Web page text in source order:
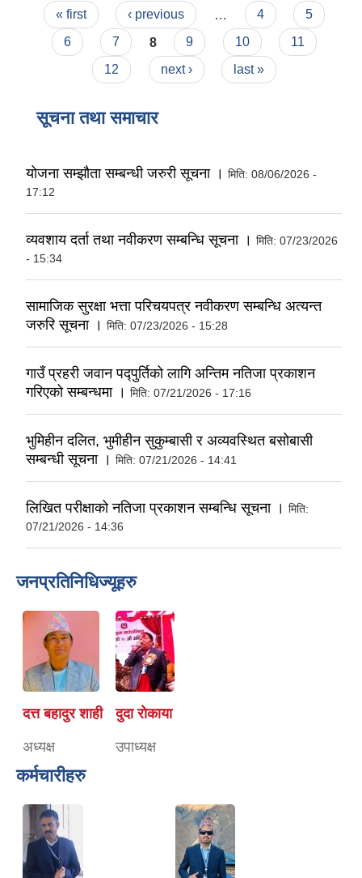
Pages
« first ‹ previous 4
5
6
7 8 9 10
11
12
next › last »
सूचना तथा समाचार
योजना सम्झौता सम्बन्धी जरुरी सूचना । मिति: 08/06/2026 -
17:12
व्यवशाय दर्ता तथा नवीकरण सम्बन्धि सूचना । मिति: 07/23/2026
- 15:34
सामाजिक सुरक्षा भत्ता परिचयपत्र नवीकरण सम्बन्धि अत्यन्त
जरुरि सूचना । मिति: 07/23/2026 - 15:28
गाउँ प्रहरी जवान पद्पुर्तिको लागि अन्तिम नतिजा प्रकाशन
गरिएको सम्बन्धमा । मिति: 07/21/2026 - 17:16
भुमिहीन दलित, भुमीहीन सुकुम्बासी र अव्यवस्थित बसोबासी
सम्बन्धी सूचना । मिति: 07/21/2026 - 14:41
लिखित परीक्षाको नतिजा प्रकाशन सम्बन्धि सूचना । मिति:
07/21/2026 - 14:36
जनप्रतिनिधिज्यूहरु
दत्त बहादुर शाही
अध्यक्ष
दुदा राेकाया
उपाध्यक्ष
कर्मचारीहरु